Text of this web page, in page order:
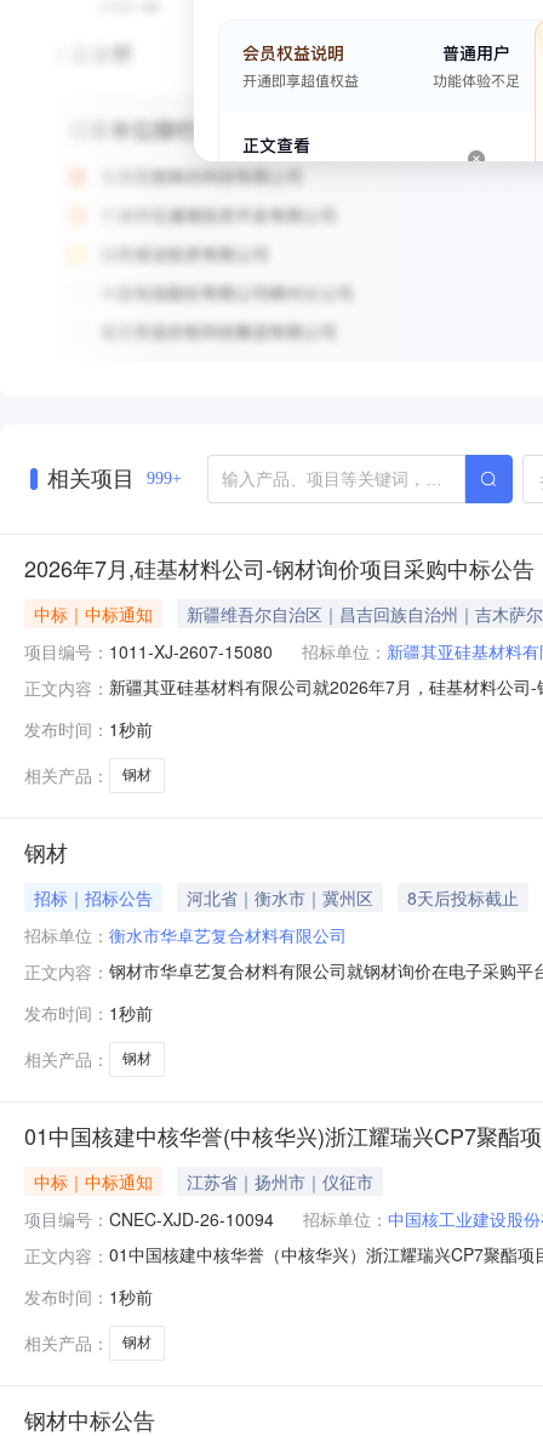
相关项目 999+
2026年7月,硅基材料公司-钢材询价项目采购中标公告
中标｜中标通知
新疆维吾尔自治区｜昌吉回族自治州｜吉木萨
项目编号： 1011-XJ-2607-15080 招标单位： 新疆其亚硅基材料
正文内容： 新疆其亚硅基材料有限公司就2026年7月，硅基材料公
上不锈钢有限公司；乌鲁木齐秋实奥商贸有限公司投诉
发布时间： 1秒前
相关产品：
钢材
钢材
招标｜招标公告 河北省｜衡水市｜冀州区
8天后投标截止
招标单位： 衡水市华卓艺复合材料有限公司
正文内容： 钢材市华卓艺复合材料有限公司就钢材询价在电子采购
商需为依法注册的独立法人或具有独立承担民事责任能
供应商独立完成，项目落地合同不允许代理商签约。
发布时间： 1秒前
相关产品：
钢材
01中国核建中核华誉(中核华兴)浙江耀瑞兴CP7聚酯
中标｜中标通知
江苏省｜扬州市｜仪征市
项目编号： CNEC-XJD-26-10094 招标单位： 中国核工业建设股
正文内容： 01中国核建中核华誉（中核华兴）浙江耀瑞兴CP7聚酯
人1CNEC-XJD-26-1009401中国核建中核华誉（中核华
晟商贸
发布时间： 1秒前
相关产品：
钢材
钢材中标公告